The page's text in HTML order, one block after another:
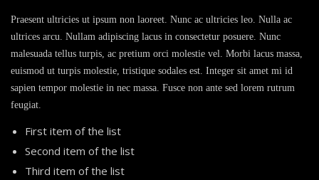
Praesent ultricies ut ipsum non laoreet. Nunc ac ultricies leo. Nulla ac
ultrices arcu. Nullam adipiscing lacus in consectetur posuere. Nunc
malesuada tellus turpis, ac pretium orci molestie vel. Morbi lacus massa,
euismod ut turpis molestie, tristique sodales est. Integer sit amet mi id
sapien tempor molestie in nec massa. Fusce non ante sed lorem rutrum
feugiat.
First item of the list
Second item of the list
Third item of the list